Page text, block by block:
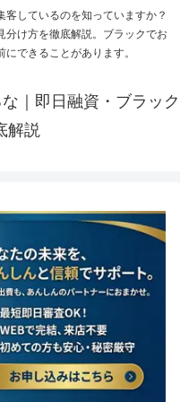
しているのを知っていますか？
分け方を徹底解説。ブラックでお
できることがあります。
｜即日融資・ブラック
解説